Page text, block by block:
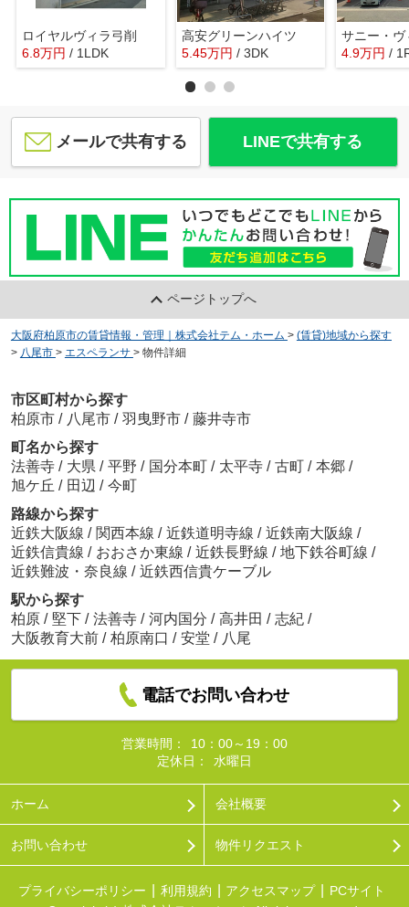
ロイヤルヴィラ弓削
6.8万円 / 1LDK
高安グリーンハイツ
5.45万円 / 3DK
サニー・ヴ
4.9万円 /
メールで共有する LINEで共有する
ページトップへ
大阪府柏原市の賃貸情報・管理｜株式会社テム・ホーム > (賃貸)地域から探す
> 八尾市 > エスペランサ > 物件詳細
市区町村から探す
柏原市 / 八尾市 / 羽曳野市 / 藤井寺市
町名から探す
法善寺 / 大県 / 平野 / 国分本町 / 太平寺 / 古町 / 本郷 /
旭ケ丘 / 田辺 / 今町
路線から探す
近鉄大阪線 / 関西本線 / 近鉄道明寺線 / 近鉄南大阪線 /
近鉄信貴線 / おおさか東線 / 近鉄長野線 / 地下鉄谷町線 /
近鉄難波・奈良線 / 近鉄西信貴ケーブル
駅から探す
柏原 / 堅下 / 法善寺 / 河内国分 / 高井田 / 志紀 /
大阪教育大前 / 柏原南口 / 安堂 / 八尾
電話でお問い合わせ
営業時間：
10：00～19：00
定休日：
水曜日
ホーム 会社概要
お問い合わせ 物件リクエスト
プライバシーポリシー 利用規約 アクセスマップ
PCサイト